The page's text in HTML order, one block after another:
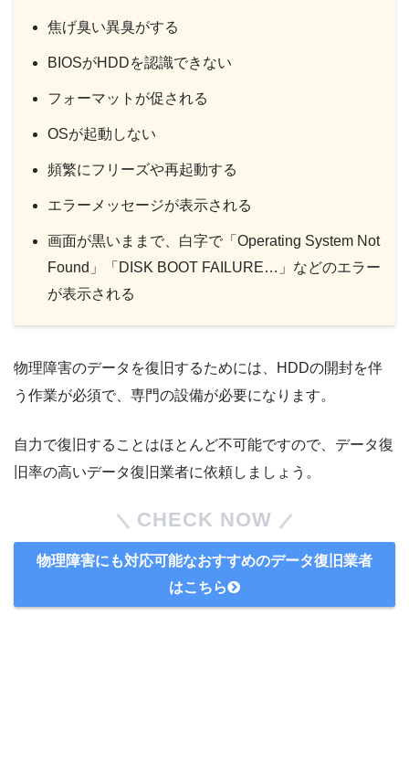
焦げ臭い異臭がする
BIOSがHDDを認識できない
フォーマットが促される
OSが起動しない
頻繁にフリーズや再起動する
エラーメッセージが表示される
画面が黒いままで、白字で「Operating System Not
Found」「DISK BOOT FAILURE…」などのエラー
が表示される
物理障害のデータを復旧するためには、HDDの開封を伴
う作業が必須で、専門の設備が必要になります。
自力で復旧することはほとんど不可能ですので、データ復
旧率の高いデータ復旧業者に依頼しましょう。
CHECK NOW
物理障害にも対応可能なおすすめのデータ復旧業者
はこちら